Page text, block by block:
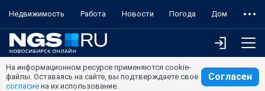
Недвижимость Работа Новости Погода Дом
На информационном ресурсе применяются cookie-
файлы. Оставаясь на сайте, вы подтверждаете свое
согласие на их использование.
Согласен